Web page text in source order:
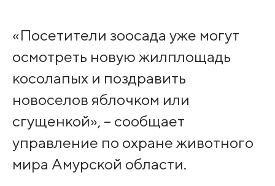
«Посетители зоосада уже могут
осмотреть новую жилплощадь
косолапых и поздравить
новоселов яблочком или
сгущенкой», – сообщает
управление по охране животного
мира Амурской области.